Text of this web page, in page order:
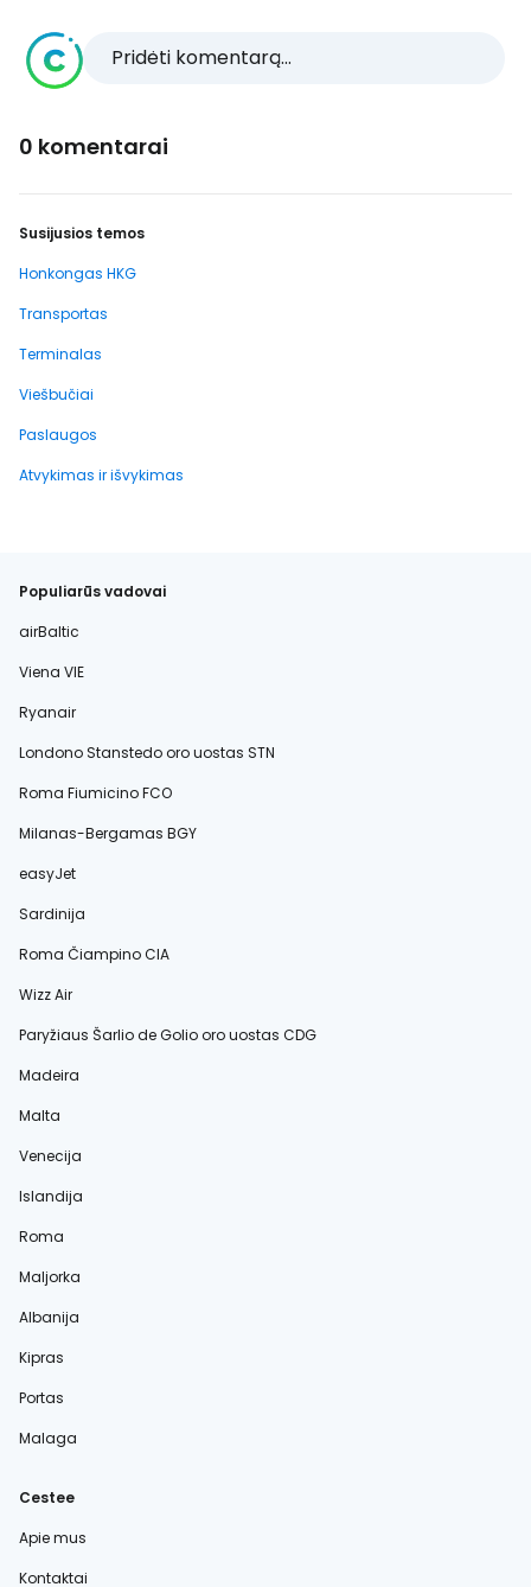
Pridėti komentarą...
0 komentarai
Susijusios temos
Honkongas HKG
Transportas
Terminalas
Viešbučiai
Paslaugos
Atvykimas ir išvykimas
Populiarūs vadovai
airBaltic
Viena VIE
Ryanair
Londono Stanstedo oro uostas STN
Roma Fiumicino FCO
Milanas-Bergamas BGY
easyJet
Sardinija
Roma Čiampino CIA
Wizz Air
Paryžiaus Šarlio de Golio oro uostas CDG
Madeira
Malta
Venecija
Islandija
Roma
Maljorka
Albanija
Kipras
Portas
Malaga
Cestee
Apie mus
Kontaktai